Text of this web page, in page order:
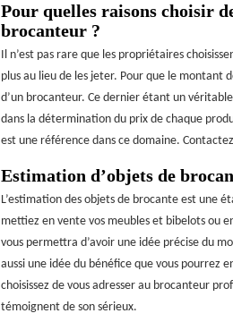
Pour quelles raisons choisir
brocanteur ?
Il n’est pas rare que les propriétaires
plus au lieu de les jeter. Pour que le montant
d’un brocanteur. Ce dernier étant un
dans la détermination du prix de chaque
est une référence dans ce domaine.
Estimation d’objets de
L’estimation des objets de brocante est une
mettiez en vente vos meubles et bibelots ou
vous permettra d’avoir une idée précise du
aussi une idée du bénéfice que vous pourrez
choisissez de vous adresser au brocanteur
témoignent de son sérieux.